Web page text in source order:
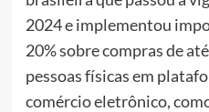
2024 e implementou
20% sobre compras de
pessoas físicas em
comércio eletrônico,